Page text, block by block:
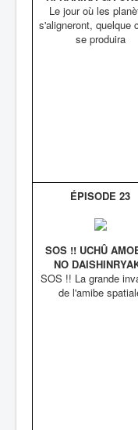
Le jour où les
s'aligneront, quelque
se produira
ÉPISODE 23
SOS !! UCHÛ
NO
SOS !! La grande
de l'amibe